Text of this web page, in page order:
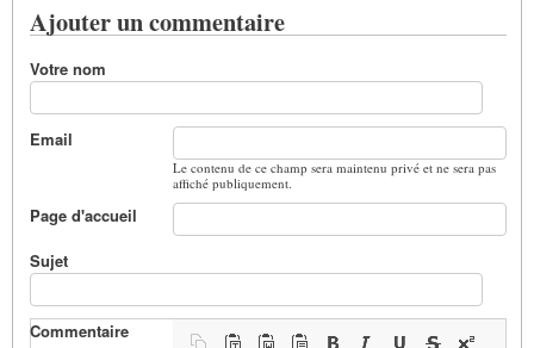
Ajouter un commentaire
Votre nom
Email
Le contenu de ce champ sera maintenu privé et ne sera pas
affiché publiquement.
Page d'accueil
Sujet
Commentaire